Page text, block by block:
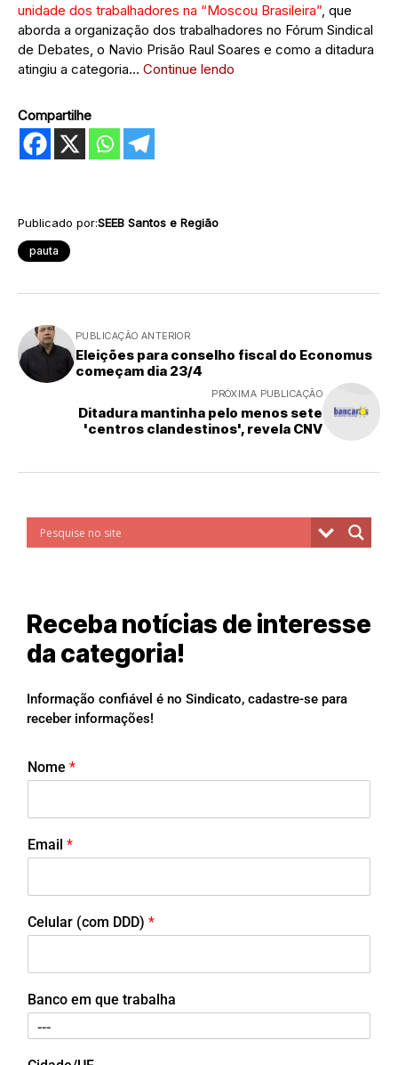
unidade dos trabalhadores na “Moscou Brasileira”, que
aborda a organização dos trabalhadores no Fórum Sindical
de Debates, o Navio Prisão Raul Soares e como a ditadura
atingiu a categoria… Continue lendo
Compartilhe
Publicado por:SEEB Santos e Região
pauta
PUBLICAÇÃO ANTERIOR
Eleições para conselho fiscal do Economus
começam dia 23/4
PRÓXIMA PUBLICAÇÃO
Ditadura mantinha pelo menos sete
'centros clandestinos', revela CNV
Receba notícias de interesse
da categoria!
Informação confiável é no Sindicato, cadastre-se para
receber informações!
Nome *
Email *
Celular (com DDD) *
Banco em que trabalha